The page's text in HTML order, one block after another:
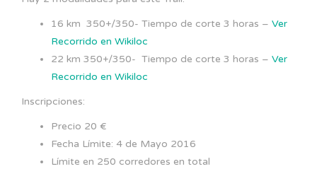
16 km 350+/350- Tiempo de corte 3 horas – Ver
Recorrido en Wikiloc
22 km 350+/350- Tiempo de corte 3 horas – Ver
Recorrido en Wikiloc
Inscripciones:
Precio 20 €
Fecha Límite: 4 de Mayo 2016
Límite en 250 corredores en total